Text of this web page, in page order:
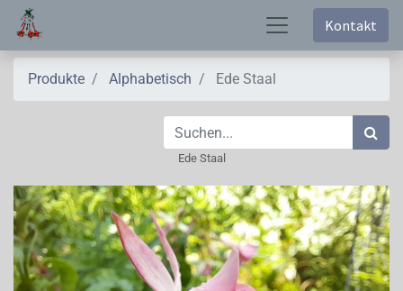
Kontakt
Produkte Alphabetisch Ede Staal
Ede Staal